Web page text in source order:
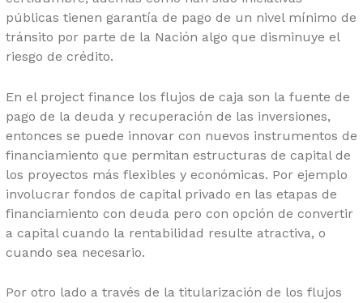
públicas tienen garantía de pago de un nivel mínimo de
tránsito por parte de la Nación algo que disminuye el
riesgo de crédito.
En el project finance los flujos de caja son la fuente de
pago de la deuda y recuperación de las inversiones,
entonces se puede innovar con nuevos instrumentos de
financiamiento que permitan estructuras de capital de
los proyectos más flexibles y económicas. Por ejemplo
involucrar fondos de capital privado en las etapas de
financiamiento con deuda pero con opción de convertir
a capital cuando la rentabilidad resulte atractiva, o
cuando sea necesario.
Por otro lado a través de la titularización de los flujos